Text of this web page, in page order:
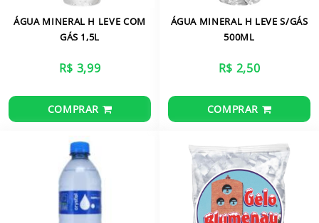
ÁGUA MINERAL H LEVE COM
GÁS 1,5L
R$ 3,99
COMPRAR
ÁGUA MINERAL H LEVE S/GÁS
500ML
R$ 2,50
COMPRAR